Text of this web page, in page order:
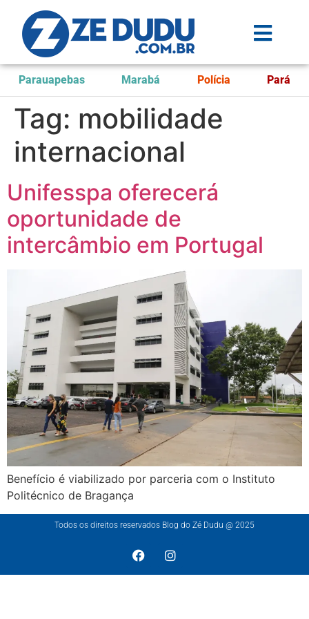
Parauapebas Marabá Polícia Pará
Tag: mobilidade
internacional
Unifesspa oferecerá
oportunidade de
intercâmbio em Portugal
Benefício é viabilizado por parceria com o Instituto
Politécnico de Bragança
Todos os direitos reservados Blog do Zé Dudu @ 2025